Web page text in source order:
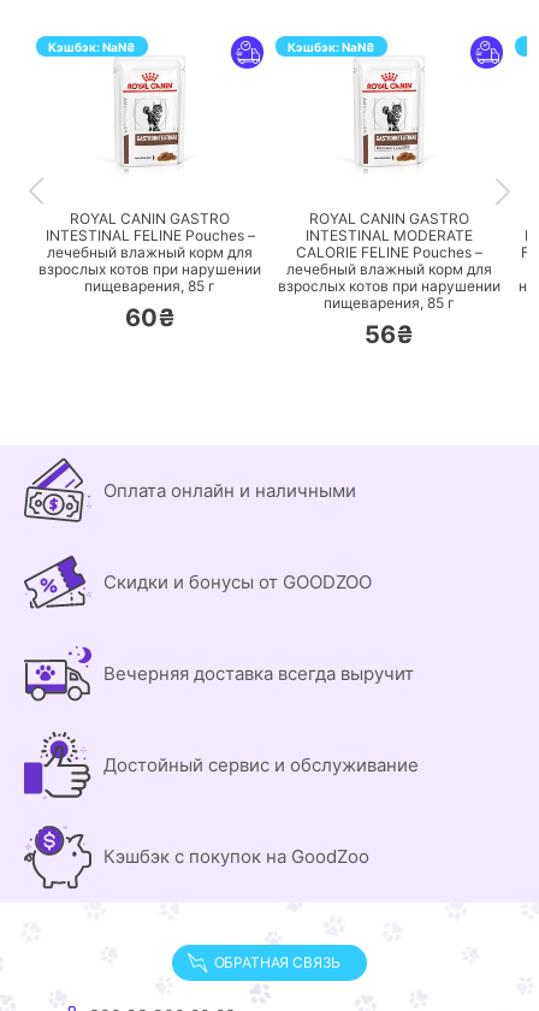
Кэшбэк:NaN₴
ПЕРЕЙТИ
ROYAL CANIN GASTRO
INTESTINAL FELINE Pouches –
лечебный влажный корм для
взрослых котов при нарушении
пищеварения, 85 г
60₴
Кэшбэк:NaN₴
ПЕРЕЙТИ
ROYAL CANIN GASTRO
INTESTINAL MODERATE
CALORIE FELINE Pouches –
лечебный влажный корм для
взрослых котов при нарушении
пищеварения, 85 г
56₴
Оплата онлайн и наличными
Скидки и бонусы от GOODZOO
Вечерняя доставка всегда выручит
Достойный сервис и обслуживание
Кэшбэк с покупок на GoodZoo
ОБРАТНАЯ СВЯЗЬ